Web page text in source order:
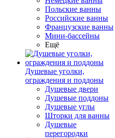
Польские ванны
Российские ванны
Французские ванны
Мини-бассейны
Ещё
Душевые уголки,
ограждения и поддоны
Душевые двери
Душевые поддоны
Душевые углы
Шторки для ванны
Душевые
перегородки